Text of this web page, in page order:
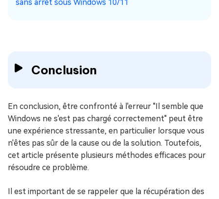
sans arrêt sous Windows 10/11
Conclusion
En conclusion, être confronté à l'erreur "Il semble que
Windows ne s'est pas chargé correctement" peut être
une expérience stressante, en particulier lorsque vous
n'êtes pas sûr de la cause ou de la solution. Toutefois,
cet article présente plusieurs méthodes efficaces pour
résoudre ce problème.
Il est important de se rappeler que la récupération des